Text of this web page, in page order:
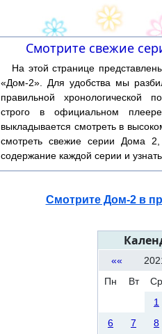
Смотрите свежие
На этой странице
«Дом-2». Для удобства мы
правильной хронологической
строго в официальном
выкладывается смотреть в
смотреть свежие серии Дома 2,
содержание каждой серии и
Смотрите Дом-2 в
««
Пн
Вт Ср
1
6
7 8